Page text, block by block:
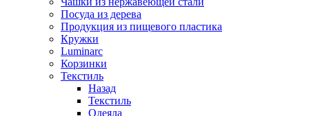
Посуда из дерева
Продукция из пищевого пластика
Кружки
Luminarc
Корзинки
Текстиль
Назад
Текстиль
Одеяла